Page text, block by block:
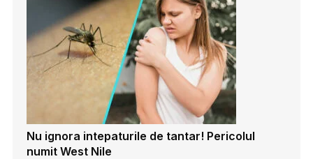
Nu ignora intepaturile de tantar! Pericolul
numit West Nile